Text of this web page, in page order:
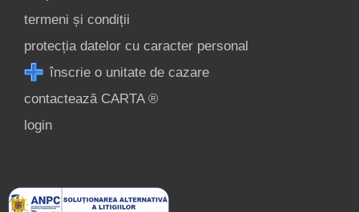
termeni și condiții
protecția datelor cu caracter personal
înscrie o unitate de cazare
contactează CARTA ®
login